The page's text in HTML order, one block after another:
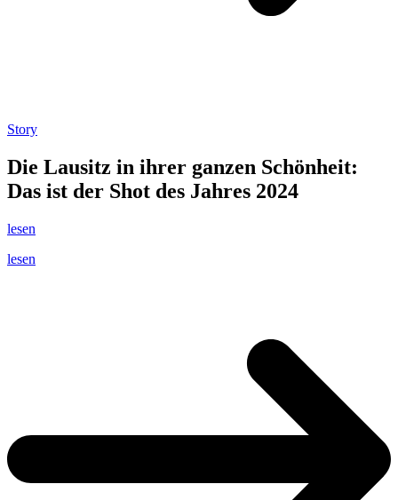
Story
Die Lausitz in ihrer ganzen Schönheit:
Das ist der Shot des Jahres 2024
lesen
lesen